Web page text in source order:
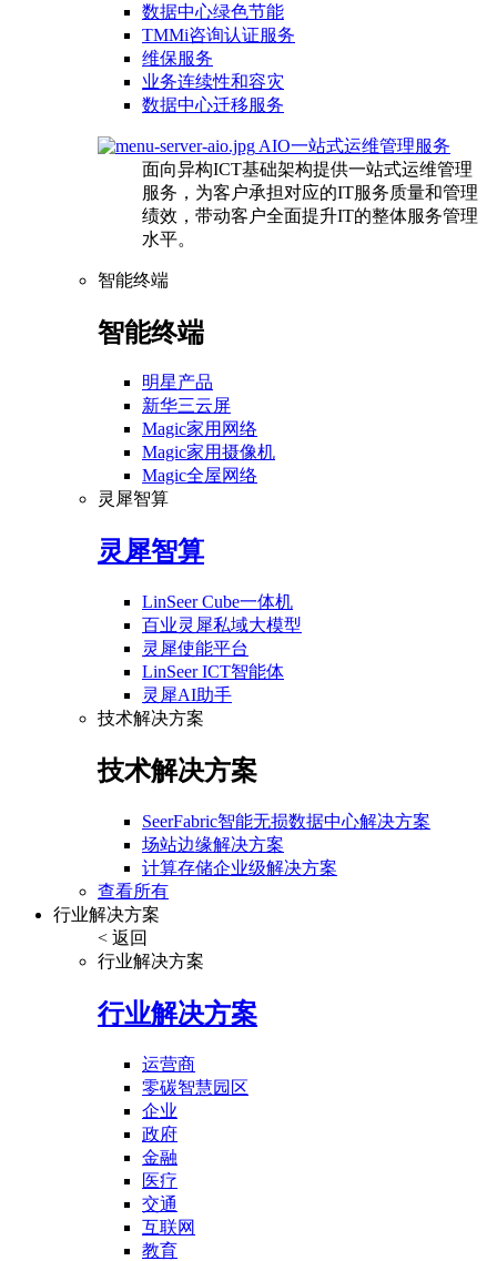
数据中心绿色节能
TMMi咨询认证服务
维保服务
业务连续性和容灾
数据中心迁移服务
AIO一站式运维管理服务
面向异构ICT基础架构提供一站式运维管理
服务，为客户承担对应的IT服务质量和管理
绩效，带动客户全面提升IT的整体服务管理
水平。
智能终端
智能终端
明星产品
新华三云屏
Magic家用网络
Magic家用摄像机
Magic全屋网络
灵犀智算
灵犀智算
LinSeer Cube一体机
百业灵犀私域大模型
灵犀使能平台
LinSeer ICT智能体
灵犀AI助手
技术解决方案
技术解决方案
SeerFabric智能无损数据中心解决方案
场站边缘解决方案
计算存储企业级解决方案
查看所有
行业解决方案
< 返回
行业解决方案
行业解决方案
运营商
零碳智慧园区
企业
政府
金融
医疗
交通
互联网
教育